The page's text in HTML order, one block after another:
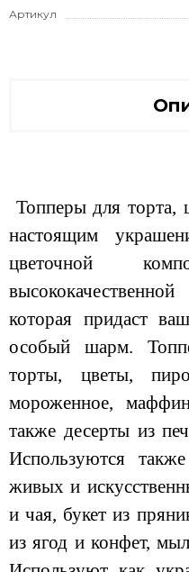
Артикул
Топперы для торта,
настоящим
цветочной
которая придаст
особый шарм.
торты, цветы,
мороженное,
также десерты из
Используются
живых и
и чая, букет из
из ягод и конфет,